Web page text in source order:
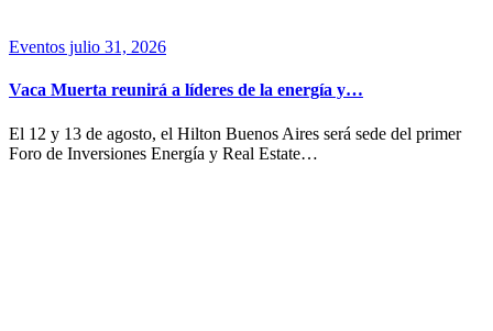
Eventos julio 31, 2026
Vaca Muerta reunirá a líderes de la energía y…
El 12 y 13 de agosto, el Hilton Buenos Aires será sede del primer
Foro de Inversiones Energía y Real Estate…